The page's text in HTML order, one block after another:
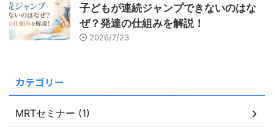
子どもが連続ジャンプできないのはな
ぜ？発達の仕組みを解説！
2026/7/23
カテゴリー
MRTセミナー (1)